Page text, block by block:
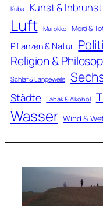
Kuba Kunst & Inbrunst
Luft Marokko Mord &
Pflanzen & Natur
Religion &
Schlaf & Langeweile
Städte Tabak & Alkohol
Wasser Wind &